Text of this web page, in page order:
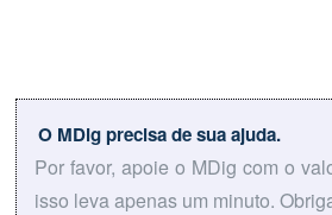
O MDig precisa de sua ajuda.
Por favor, apoie o MDig com o
isso leva apenas um minuto.